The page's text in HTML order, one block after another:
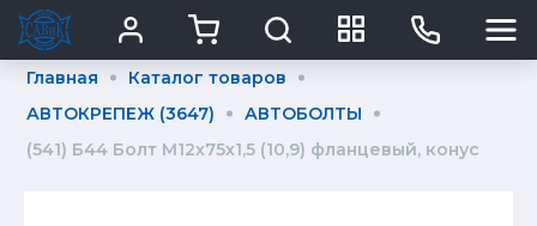
Главная
Каталог товаров
АВТОКРЕПЕЖ (3647)
АВТОБОЛТЫ
(541) Б44 Болт М12х75х1,5 (10,9) фланцевый, конус